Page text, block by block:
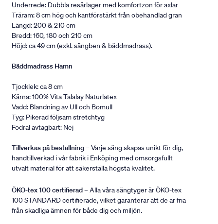
Underrede: Dubbla resårlager med komfortzon för axlar
Träram: 8 cm hög och kantförstärkt från obehandlad gran
Längd: 200 & 210 cm
Bredd: 160, 180 och 210 cm
Höjd: ca 49 cm (exkl. sängben & bäddmadrass).
Bäddmadrass Hamn
Tjocklek: ca 8 cm
Kärna: 100% Vita Talalay Naturlatex
Vadd: Blandning av Ull och Bomull
Tyg: Pikerad följsam stretchtyg
Fodral avtagbart: Nej
Tillverkas på beställning– Varje säng skapas unikt för dig,
handtillverkad i vår fabrik i Enköping med omsorgsfullt
utvalt material för att säkerställa högsta kvalitet.
ÖKO-tex 100 certifierad– Alla våra sängtyger är ÖKO-tex
100 STANDARD certifierade, vilket garanterar att de är fria
från skadliga ämnen för både dig och miljön.